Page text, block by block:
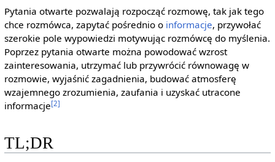
Pytania otwarte pozwalają rozpocząć rozmowę, tak jak tego
chce rozmówca, zapytać pośrednio o informacje, przywołać
szerokie pole wypowiedzi motywując rozmówcę do myślenia.
Poprzez pytania otwarte można powodować wzrost
zainteresowania, utrzymać lub przywrócić równowagę w
rozmowie, wyjaśnić zagadnienia, budować atmosferę
wzajemnego zrozumienia, zaufania i uzyskać utracone
informacje[2]
TL;DR